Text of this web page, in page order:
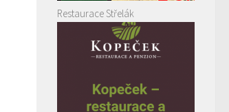
Restaurace Střelák